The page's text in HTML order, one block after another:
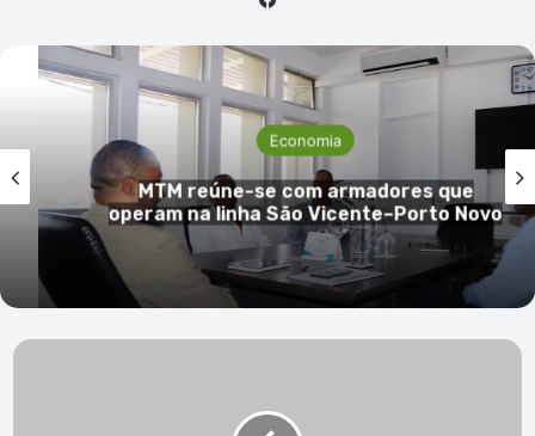
Economia
Jorge Spencer Lima defende
transferência de competências e
espaço definitivo para a FIC em
Vicente
Tribunal